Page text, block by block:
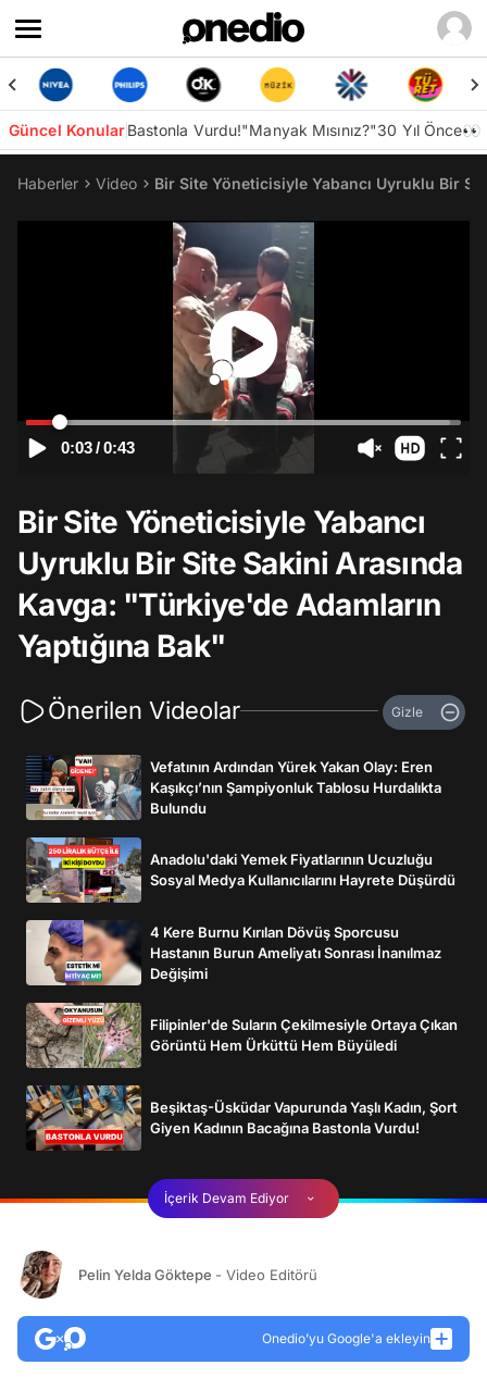
Güncel KonularBastonla Vurdu!"Manyak Mısınız?"30 Yıl Önce👀
Haberler Video Bir Site Yöneticisiyle Yabancı Uyruklu Bir
0:03/0:43
Bir Site Yöneticisiyle Yabancı
Uyruklu Bir Site Sakini Arasında
Kavga: "Türkiye'de Adamların
Yaptığına Bak"
Önerilen Videolar Gizle
Vefatının Ardından Yürek Yakan Olay: Eren
Kaşıkçı’nın Şampiyonluk Tablosu Hurdalıkta
Bulundu
Anadolu'daki Yemek Fiyatlarının Ucuzluğu
Sosyal Medya Kullanıcılarını Hayrete Düşürdü
4 Kere Burnu Kırılan Dövüş Sporcusu
Hastanın Burun Ameliyatı Sonrası İnanılmaz
Değişimi
Filipinler'de Suların Çekilmesiyle Ortaya Çıkan
Görüntü Hem Ürküttü Hem Büyüledi
Beşiktaş-Üsküdar Vapurunda Yaşlı Kadın, Şort
Giyen Kadının Bacağına Bastonla Vurdu!
İçerik Devam Ediyor
Pelin Yelda Göktepe - Video Editörü
Onedio’yu Google'a ekleyin